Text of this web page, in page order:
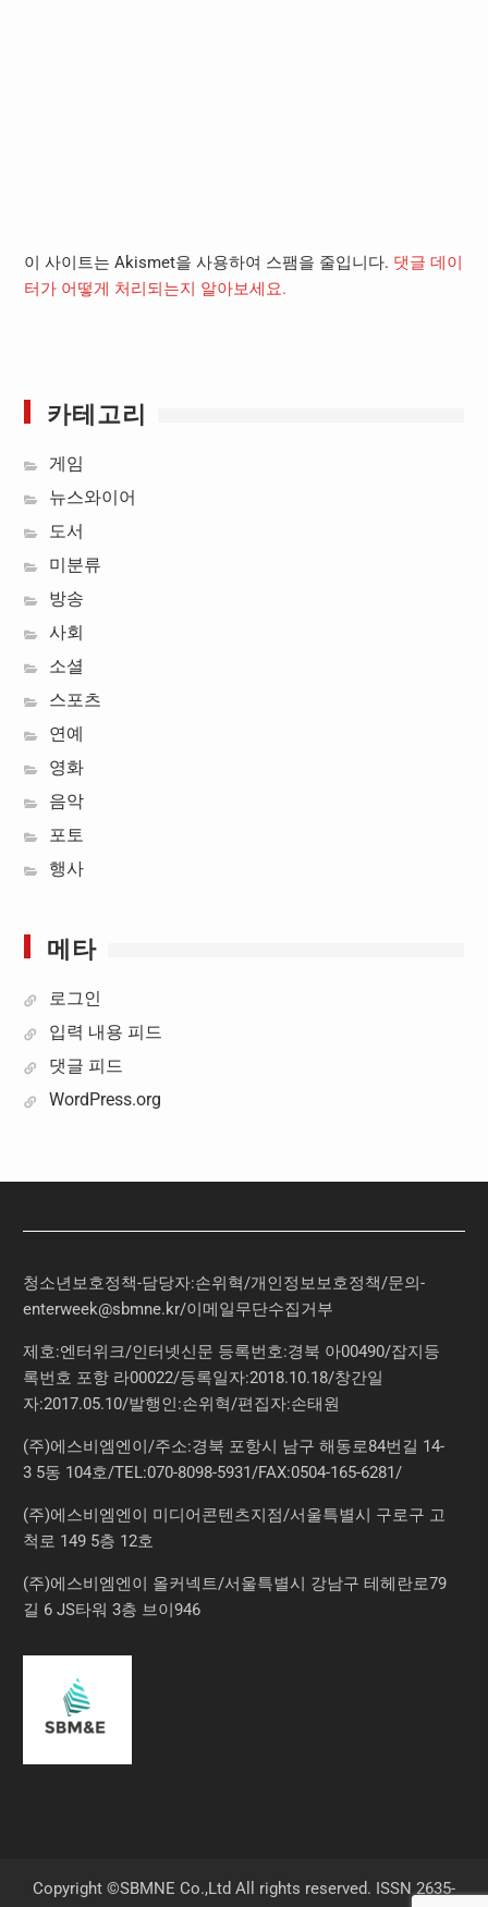
이 사이트는 Akismet을 사용하여 스팸을 줄입니다. 댓글 데이
터가 어떻게 처리되는지 알아보세요.
카테고리
게임
뉴스와이어
도서
미분류
방송
사회
소셜
스포츠
연예
영화
음악
포토
행사
메타
로그인
입력 내용 피드
댓글 피드
WordPress.org
청소년보호정책-담당자:손위혁/개인정보보호정책/문의-
enterweek@sbmne.kr/이메일무단수집거부
제호:엔터위크/인터넷신문 등록번호:경북 아00490/잡지등
록번호 포항 라00022/등록일자:2018.10.18/창간일
자:2017.05.10/발행인:손위혁/편집자:손태원
(주)에스비엠엔이/주소:경북 포항시 남구 해동로84번길 14-
3 5동 104호/TEL:070-8098-5931/FAX:0504-165-6281/
(주)에스비엠엔이 미디어콘텐츠지점/서울특별시 구로구 고
척로 149 5층 12호
(주)에스비엠엔이 올커넥트/서울특별시 강남구 테헤란로79
길 6 JS타워 3층 브이946
Copyright ©SBMNE Co.,Ltd All rights reserved. ISSN 2635-